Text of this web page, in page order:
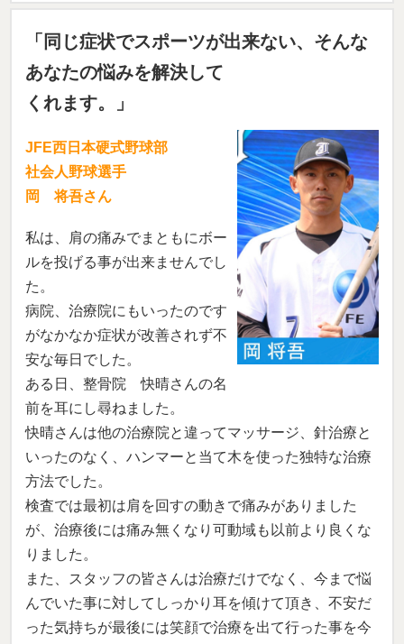
「同じ症状でスポーツが出来ない、そんな
あなたの悩みを解決して
くれます。」
JFE西日本硬式野球部
社会人野球選手
岡 将吾さん
私は、肩の痛みでまともにボー
ルを投げる事が出来ませんでし
た。
病院、治療院にもいったのです
がなかなか症状が改善されず不
安な毎日でした。
ある日、整骨院 快晴さんの名
前を耳にし尋ねました。
快晴さんは他の治療院と違ってマッサージ、針治療と
いったのなく、ハンマーと当て木を使った独特な治療
方法でした。
検査では最初は肩を回すの動きで痛みがありました
が、治療後には痛み無くなり可動域も以前より良くな
りました。
また、スタッフの皆さんは治療だけでなく、今まで悩
んでいた事に対してしっかり耳を傾けて頂き、不安だ
った気持ちが最後には笑顔で治療を出て行った事を今